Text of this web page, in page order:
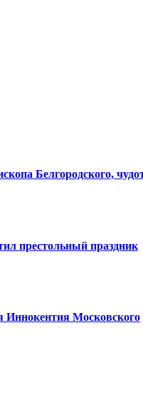
Белгородского,
престольный праздник
Иннокентия Московского